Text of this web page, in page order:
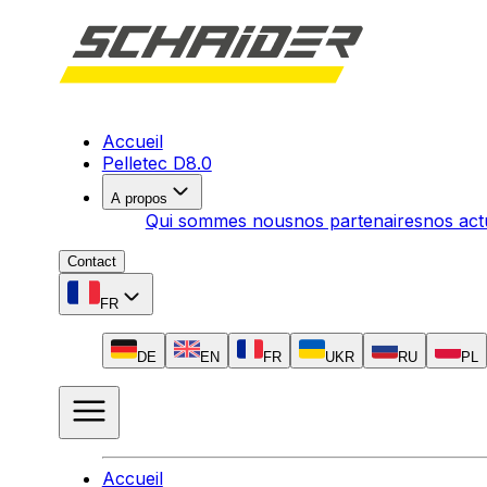
Accueil
Pelletec D8.0
A propos
Qui sommes nousnos partenairesnos
Contact
FR
DE EN FR UKR RU PL
Accueil